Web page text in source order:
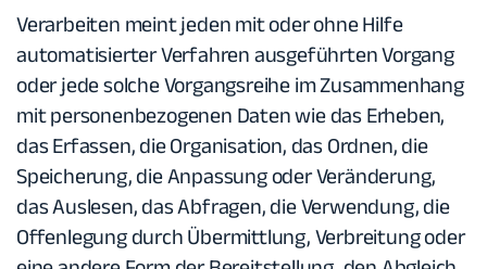
Verarbeitenmeint jeden mit oder ohne Hilfe
automatisierter Verfahren ausgeführten Vorgang
oder jede solche Vorgangsreihe im Zusammenhang
mit personenbezogenen Daten wie das Erheben,
das Erfassen, die Organisation, das Ordnen, die
Speicherung, die Anpassung oder Veränderung,
das Auslesen, das Abfragen, die Verwendung, die
Offenlegung durch Übermittlung, Verbreitung oder